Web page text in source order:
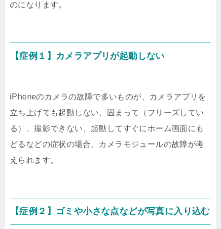
のになります。
【症例１】カメラアプリが起動しない
iPhoneのカメラの故障で多いものが、カメラアプリを
立ち上げても起動しない、固まって（フリーズしてい
る）、撮影できない、起動してすぐにホーム画面にも
どるなどの症状の場合、カメラモジュールの故障が考
えられます。
【症例２】ゴミや小さな点などが写真に入り込む